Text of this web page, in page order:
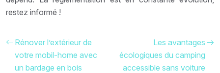
restez informé !
Rénover l’extérieur de
votre mobil-home avec
un bardage en bois
Les avantages
écologiques du camping
accessible sans voiture